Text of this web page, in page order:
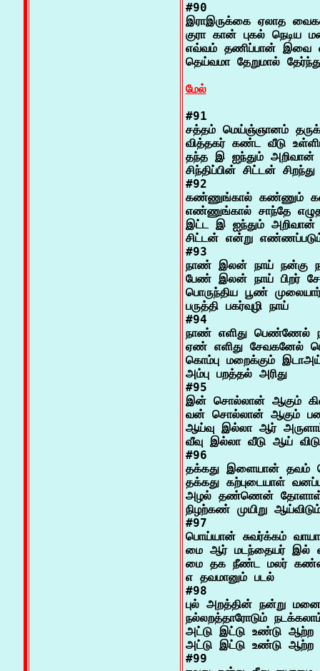
#90
இராஇருக்கை ஏலாத
குரா கான் புகல் நெடிய
எவ்வம் தணிப்பான் இவை
தெய்வமா தேறுமால்
மேல்
#91
சத்தம் மெய்ஞ்ஞானம்
வித்தகர் கண்ட வீடு
தந்த இ ஐந்தும் அறிவான்
சிந்திப்பின் சிட்டன் சிறந்து
#92
கண்ணுங்கால் கண்ணும்
எண்ணுங்கால் சாந்தே
இட்ட இ ஐந்தும்
சிட்டன் என்று
#93
நாண் இலன் நாய் நன்கு
பேண் இலன் நாய் பிறர்
பொருந்திய பூண்
பருத்தி பகர்வுழி நாய்
#94
நாண் எளிது பெண்ணேல்
ஏண் எளிது சேவகனேல்
கொம்பு மறைக்கும்
அம்பு பறத்தல் அரிது
#95
இன் சொல்லான் ஆகும்
வன் சொல்லான் ஆகும்
ஆய்வு இல்லா ஆர்
வீவு இல்லா வீடு ஆய்
#96
தக்கது இளையான்
தக்கது கற்புடையாள்
அழல் தண்ணென் தோளாள்
நிழற்கண் முயிறு
#97
பொய்யான் சுவர்க்கம்
மை ஆர் மடந்தையர் இல்
மை தக நீண்ட மலர்
எ தவமானும் படல்
#98
புல் அறத்தின் நன்று
நல்லறத்தாரோடும்
அட்டு இட்டு உண்டு ஆற்ற
அட்டு இட்டு உண்டு ஆற்ற
#99